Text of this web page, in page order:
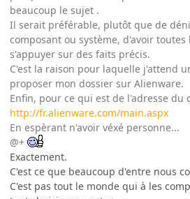
beaucoup le sujet .
Il serait préférable, plutôt que de
composant ou système, d'avoir
s'appuyer sur des faits précis.
C'est la raison pour laquelle j'attend
proposer mon dossier sur Alienware.
Enfin, pour ce qui est de l'adresse du
http://fr.alienware.com/main.aspx
En espèrant n'avoir véxé personne...
@+
Exactement.
C'est ce que beaucoup d'entre nous
C'est pas tout le monde qui à les